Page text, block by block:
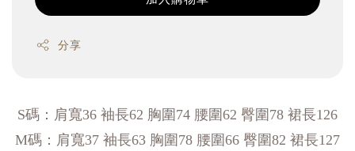
分享
S碼：肩寬36 袖長62 胸圍74 腰圍62 臀圍78 裙長126
M碼：肩寬37 袖長63 胸圍78 腰圍66 臀圍82 裙長127